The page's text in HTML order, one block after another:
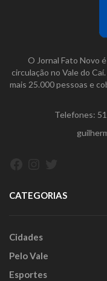
O Jornal Fato Novo
circulação no Vale do
mais 25.000 pessoas e
Telefones:
CATEGORIAS
Cidades
Pelo Vale
Esportes